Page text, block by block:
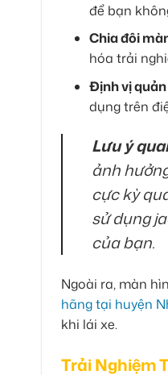
để bạn
Chia đôi
hóa trải
Định vị
dụng trên
Lưu ý
ảnh
cực kỳ
sử dụng
của bạn.
Ngoài ra, màn
hãng tại huyện
khi lái xe.
Trải Nghiệm